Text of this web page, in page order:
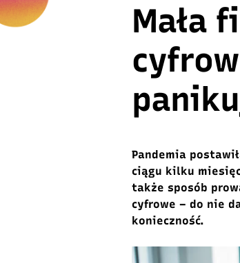
Mała
Pandemia
ciągu kilku
także sposób
cyfrowe – do nie
konieczność.